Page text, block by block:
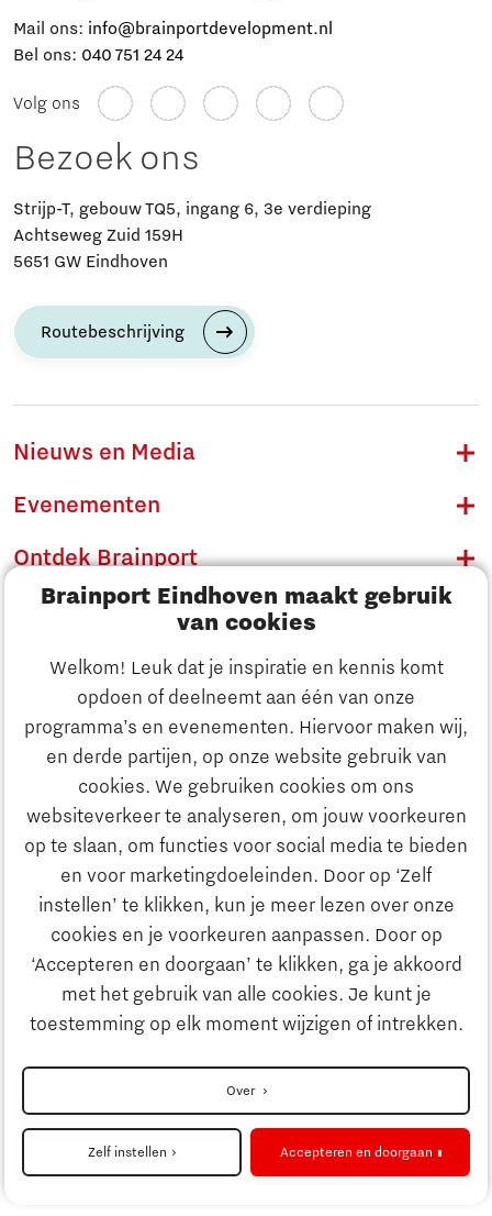
Brainport Eindhoven maakt gebruik
van cookies
Welkom! Leuk dat je inspiratie en kennis komt
opdoen of deelneemt aan één van onze
programma’s en evenementen. Hiervoor maken wij,
en derde partijen, op onze website gebruik van
cookies. We gebruiken cookies om ons
websiteverkeer te analyseren, om jouw voorkeuren
op te slaan, om functies voor social media te bieden
en voor marketingdoeleinden. Door op ‘Zelf
instellen’ te klikken, kun je meer lezen over onze
cookies en je voorkeuren aanpassen. Door op
‘Accepteren en doorgaan’ te klikken, ga je akkoord
met het gebruik van alle cookies. Je kunt je
toestemming op elk moment wijzigen of intrekken.
Over
Zelf instellen Accepteren en doorgaan
Ontdek Brainport
Innovatie
Ondernemen
Onderwijs
Strategie & Organisatie
Mail ons: info@brainportdevelopment.nl
Bel ons: 040 751 24 24
Volg ons
Bezoek ons
Strijp-T, gebouw TQ5, ingang 6, 3e verdieping
Achtseweg Zuid 159H
5651 GW Eindhoven
Routebeschrijving
Nieuws en Media
Evenementen
Ontdek Brainport
Innovatie
Ondernemen
Onderwijs
Maatschappelijk
Strategie & Organisatie
Zoeken
Contact
Naar internationale website
Privacyverklaring
Cookieinstellingen